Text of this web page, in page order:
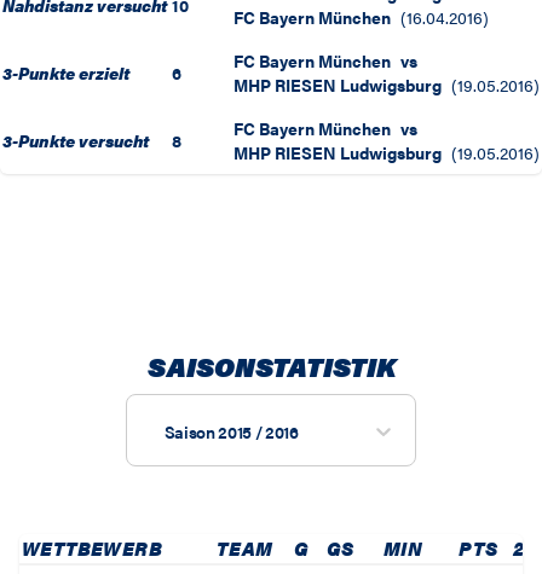
Nahdistanz versucht 10
FC Bayern München (16.04.2016)
3-Punkte erzielt 6 FC Bayern München vs
MHP RIESEN Ludwigsburg (19.05.2016)
3-Punkte versucht 8 FC Bayern München vs
MHP RIESEN Ludwigsburg (19.05.2016)
SAISONSTATISTIK
Saison 2015 / 2016
WETTBEWERB TEAM G GS MIN PTS